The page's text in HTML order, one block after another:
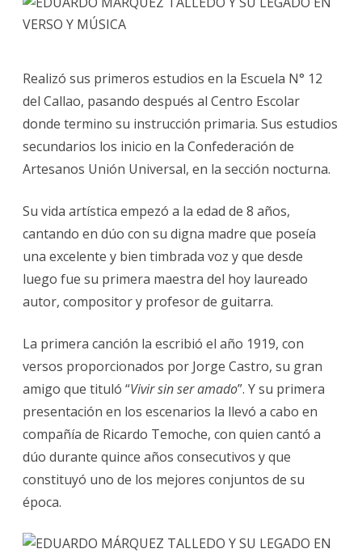
Realizó sus primeros estudios en la Escuela N° 12
del Callao, pasando después al Centro Escolar
donde termino su instrucción primaria. Sus estudios
secundarios los inicio en la Confederación de
Artesanos Unión Universal, en la sección nocturna.
Su vida artística empezó a la edad de 8 años,
cantando en dúo con su digna madre que poseía
una excelente y bien timbrada voz y que desde
luego fue su primera maestra del hoy laureado
autor, compositor y profesor de guitarra.
La primera canción la escribió el año 1919, con
versos proporcionados por Jorge Castro, su gran
amigo que tituló “Vivir sin ser amado”. Y su primera
presentación en los escenarios la llevó a cabo en
compañía de Ricardo Temoche, con quien cantó a
dúo durante quince años consecutivos y que
constituyó uno de los mejores conjuntos de su
época.